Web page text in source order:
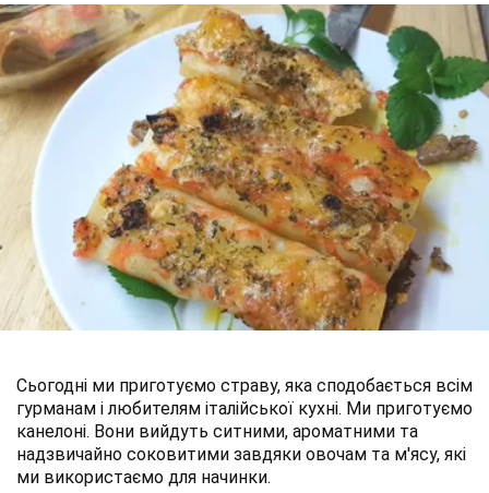
Сьогодні ми приготуємо страву, яка сподобається всім
гурманам і любителям італійської кухні. Ми приготуємо
канелоні. Вони вийдуть ситними, ароматними та
надзвичайно соковитими завдяки овочам та м'ясу, які
ми використаємо для начинки.